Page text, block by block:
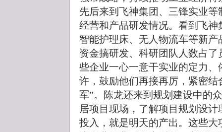
先后来到飞神集团、三锋实业
经营和产品研发情况。看到飞
智能护理床、无人物流车等新
资金搞研发、科研团队人数占
些企业一心一意干实业的定力
许，鼓励他们再接再厉，紧密
军”。陈龙还来到规划建设中的
居项目现场，了解项目规划设
投入，就是明天的产出。这些